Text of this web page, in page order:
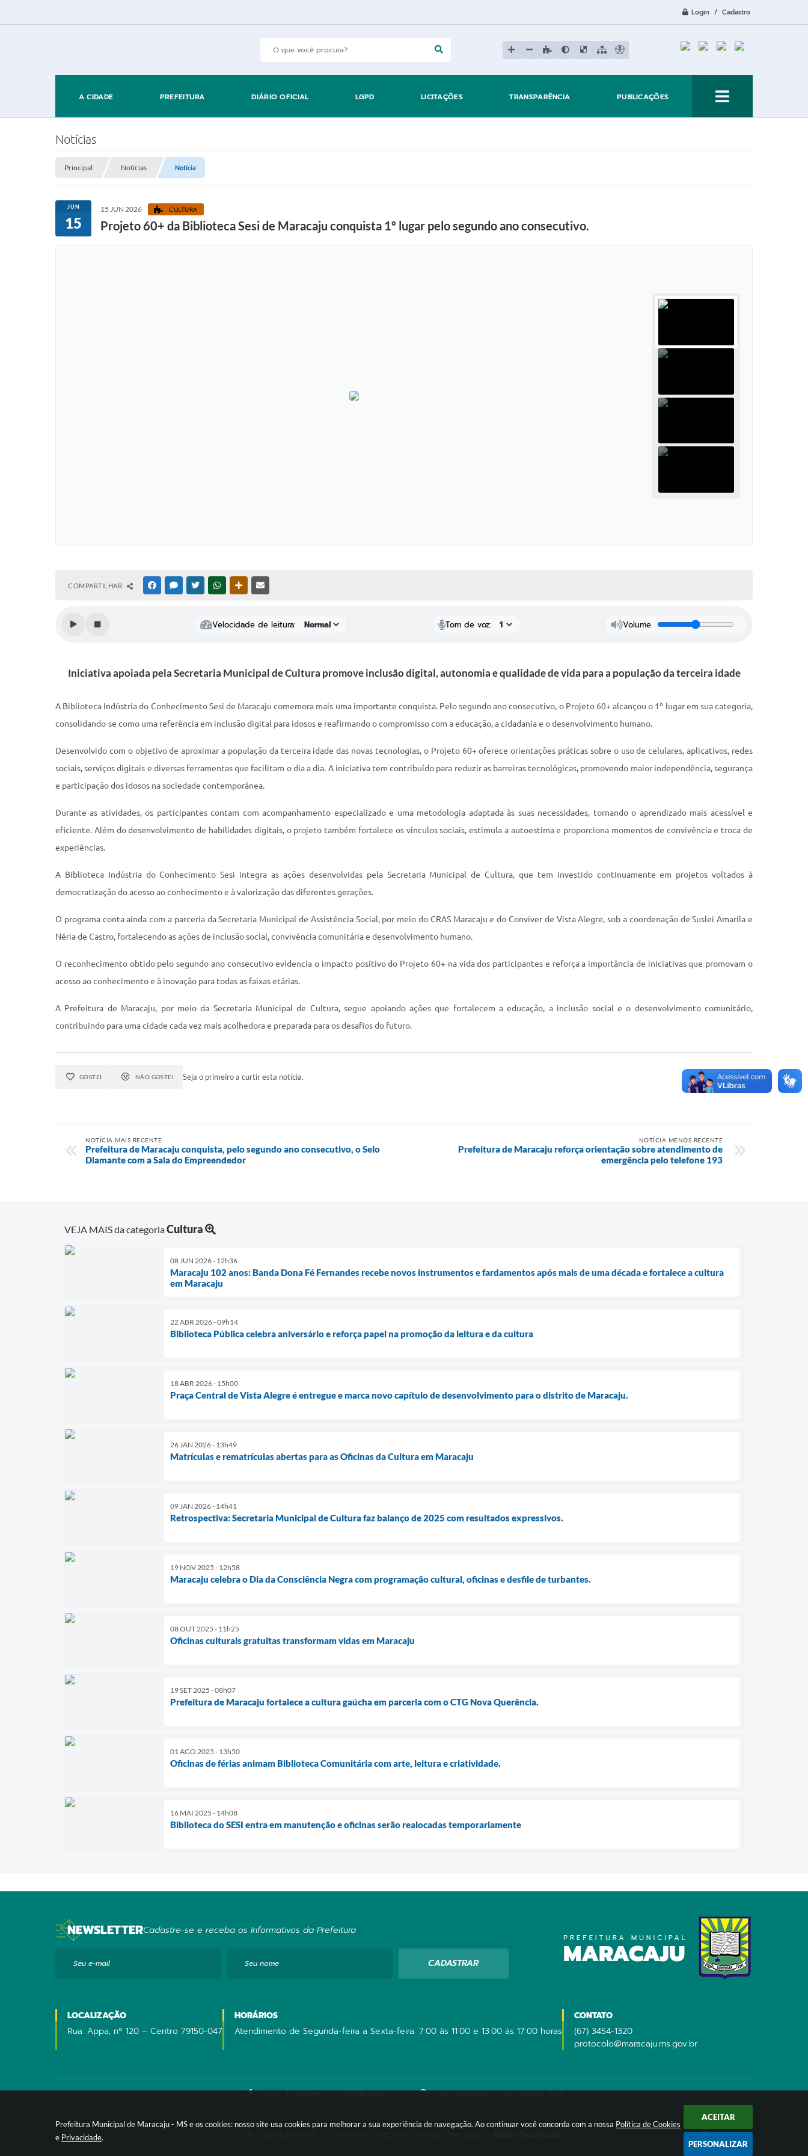
Prefeitura Municipal de Maracaju - MS e os cookies: nosso site usa cookies para melhorar a sua experiência de navegação. Ao continuar você concorda com a nossa Política de Cookies
e Privacidade.
ACEITAR
PERSONALIZAR
Login / Cadastro
A CIDADE PREFEITURA DIÁRIO OFICIAL LGPD LICITAÇÕES TRANSPARÊNCIA PUBLICAÇÕES
Notícias
Principal Notícias Notícia
JUN
15
15 JUN 2026 CULTURA
Projeto 60+ da Biblioteca Sesi de Maracaju conquista 1º lugar pelo segundo ano consecutivo.
COMPARTILHAR FACEBOOKMESSENGER
TWITTERWHATSAPPOUTRAS MÍDIAS
Velocidade de leitura: Tom de voz: Volume
Iniciativa apoiada pela Secretaria Municipal de Cultura promove inclusão digital, autonomia e qualidade de vida para a população da terceira idade
A Biblioteca Indústria do Conhecimento Sesi de Maracaju comemora mais uma importante conquista. Pelo segundo ano consecutivo, o Projeto 60+ alcançou o 1º lugar em sua categoria,
consolidando-se como uma referência em inclusão digital para idosos e reafirmando o compromisso com a educação, a cidadania e o desenvolvimento humano.
Desenvolvido com o objetivo de aproximar a população da terceira idade das novas tecnologias, o Projeto 60+ oferece orientações práticas sobre o uso de celulares, aplicativos, redes
sociais, serviços digitais e diversas ferramentas que facilitam o dia a dia. A iniciativa tem contribuído para reduzir as barreiras tecnológicas, promovendo maior independência, segurança
e participação dos idosos na sociedade contemporânea.
Durante as atividades, os participantes contam com acompanhamento especializado e uma metodologia adaptada às suas necessidades, tornando o aprendizado mais acessível e
eficiente. Além do desenvolvimento de habilidades digitais, o projeto também fortalece os vínculos sociais, estimula a autoestima e proporciona momentos de convivência e troca de
experiências.
A Biblioteca Indústria do Conhecimento Sesi integra as ações desenvolvidas pela Secretaria Municipal de Cultura, que tem investido continuamente em projetos voltados à
democratização do acesso ao conhecimento e à valorização das diferentes gerações.
O programa conta ainda com a parceria da Secretaria Municipal de Assistência Social, por meio do CRAS Maracaju e do Conviver de Vista Alegre, sob a coordenação de Suslei Amarila e
Néria de Castro, fortalecendo as ações de inclusão social, convivência comunitária e desenvolvimento humano.
O reconhecimento obtido pelo segundo ano consecutivo evidencia o impacto positivo do Projeto 60+ na vida dos participantes e reforça a importância de iniciativas que promovam o
acesso ao conhecimento e à inovação para todas as faixas etárias.
A Prefeitura de Maracaju, por meio da Secretaria Municipal de Cultura, segue apoiando ações que fortalecem a educação, a inclusão social e o desenvolvimento comunitário,
contribuindo para uma cidade cada vez mais acolhedora e preparada para os desafios do futuro.
GOSTEI NÃO GOSTEI Seja o primeiro a curtir esta notícia.
NOTÍCIA MAIS RECENTE
Prefeitura de Maracaju conquista, pelo segundo ano consecutivo, o Selo
Diamante com a Sala do Empreendedor
NOTÍCIA MENOS RECENTE
Prefeitura de Maracaju reforça orientação sobre atendimento de
emergência pelo telefone 193
VEJA MAIS da categoriaCultura
08 JUN 2026 - 12h36
Maracaju 102 anos: Banda Dona Fé Fernandes recebe novos instrumentos e fardamentos após mais de uma década e fortalece a cultura
em Maracaju
22 ABR 2026 - 09h14
Biblioteca Pública celebra aniversário e reforça papel na promoção da leitura e da cultura
18 ABR 2026 - 15h00
Praça Central de Vista Alegre é entregue e marca novo capítulo de desenvolvimento para o distrito de Maracaju.
26 JAN 2026 - 13h49
Matrículas e rematrículas abertas para as Oficinas da Cultura em Maracaju
09 JAN 2026 - 14h41
Retrospectiva: Secretaria Municipal de Cultura faz balanço de 2025 com resultados expressivos.
19 NOV 2025 - 12h58
Maracaju celebra o Dia da Consciência Negra com programação cultural, oficinas e desfile de turbantes.
08 OUT 2025 - 11h25
Oficinas culturais gratuitas transformam vidas em Maracaju
19 SET 2025 - 08h07
Prefeitura de Maracaju fortalece a cultura gaúcha em parceria com o CTG Nova Querência.
01 AGO 2025 - 13h50
Oficinas de férias animam Biblioteca Comunitária com arte, leitura e criatividade.
16 MAI 2025 - 14h08
Biblioteca do SESI entra em manutenção e oficinas serão realocadas temporariamente
NEWSLETTERCadastre-se e receba os Informativos da Prefeitura
Seu e-mail Seu nome CADASTRAR
LOCALIZAÇÃO
Rua: Appa, nº 120 – Centro 79150-047
HORÁRIOS
Atendimento de Segunda-feira a Sexta-feira: 7:00 às 11:00 e 13:00 às 17:00 horas
CONTATO
(67) 3454-1320
protocolo@maracaju.ms.gov.br
Versão do Sistema:3.5.3 - 19/06/2026 Portal atualizado em:05/08/2026 17:00